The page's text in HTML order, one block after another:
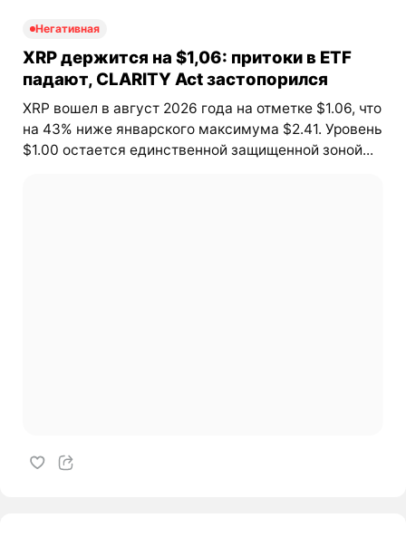
Негативная
XRP держится на $1,06: притоки в ETF
падают, CLARITY Act застопорился
XRP вошел в август 2026 года на отметке $1.06, что
на 43% ниже январского максимума $2.41. Уровень
$1.00 остается единственной защищенной зоной...